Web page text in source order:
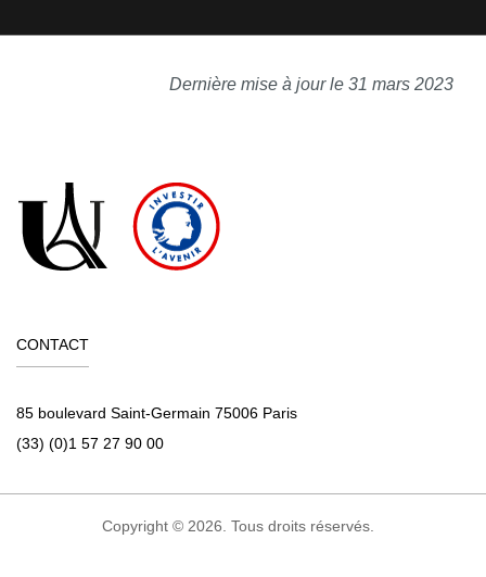
Dernière mise à jour le 31 mars 2023
CONTACT
85 boulevard Saint-Germain 75006 Paris
(33) (0)1 57 27 90 00
Copyright © 2026. Tous droits réservés.